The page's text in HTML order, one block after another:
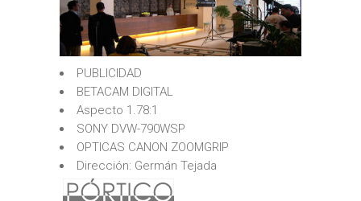
PUBLICIDAD
BETACAM DIGITAL
Aspecto 1.78:1
SONY DVW-790WSP
OPTICAS CANON ZOOMGRIP
Dirección: Germán Tejada